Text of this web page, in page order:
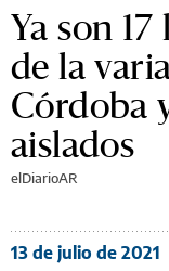
Ya son
de la
Córdoba
aislados
elDiarioAR
13 de julio de 2021